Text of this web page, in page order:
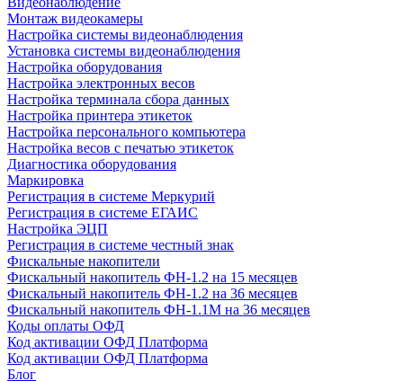
Монтаж видеокамеры
Настройка системы видеонаблюдения
Установка системы видеонаблюдения
Настройка оборудования
Настройка электронных весов
Настройка терминала сбора данных
Настройка принтера этикеток
Настройка персонального компьютера
Настройка весов с печатью этикеток
Диагностика оборудования
Маркировка
Регистрация в системе Меркурий
Регистрация в системе ЕГАИС
Настройка ЭЦП
Регистрация в системе честный знак
Фискальные накопители
Фискальный накопитель ФН-1.2 на 15 месяцев
Фискальный накопитель ФН-1.2 на 36 месяцев
Фискальный накопитель ФН-1.1М на 36 месяцев
Коды оплаты ОФД
Код активации ОФД Платформа
Код активации ОФД Платформа
Блог